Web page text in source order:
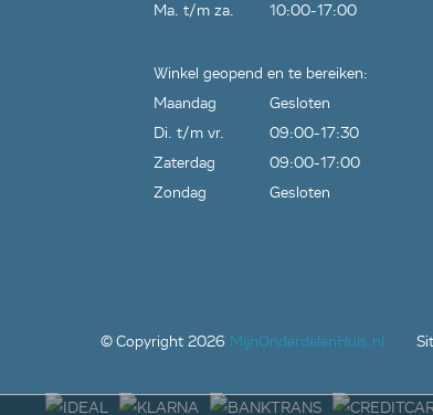
Ma. t/m za.
10:00-17:00
Winkel geopend en te bereiken:
Maandag
Gesloten
Di. t/m vr.
09:00-17:30
Zaterdag
09:00-17:00
Zondag
Gesloten
© Copyright 2026 MijnOnderdelenHuis.nl